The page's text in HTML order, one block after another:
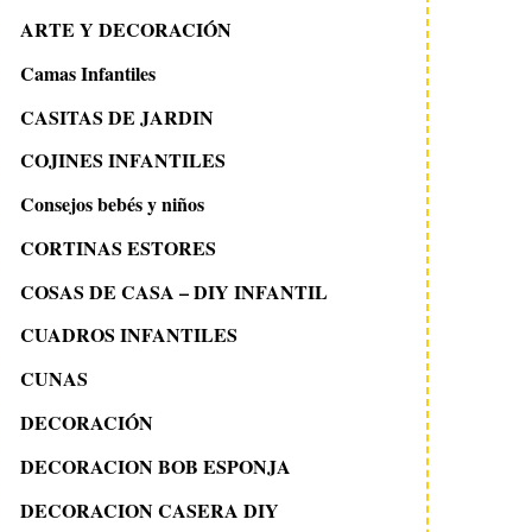
ARTE Y DECORACIÓN
Camas Infantiles
CASITAS DE JARDIN
COJINES INFANTILES
Consejos bebés y niños
CORTINAS ESTORES
COSAS DE CASA – DIY INFANTIL
CUADROS INFANTILES
CUNAS
DECORACIÓN
DECORACION BOB ESPONJA
DECORACION CASERA DIY